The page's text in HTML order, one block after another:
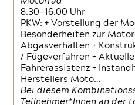
8.30—16.00 Uhr
PKW: + Vorstellung der
Besonderheiten zur
Abgasverhalten +
/ Fügeverfahren +
Fahrerassistenz +
Herstellers Moto…
Bei diesem
Teilnehmer*Innen an der